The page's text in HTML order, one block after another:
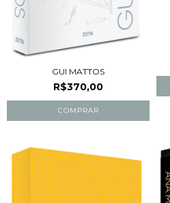
GUI MATTOS
R$370,00